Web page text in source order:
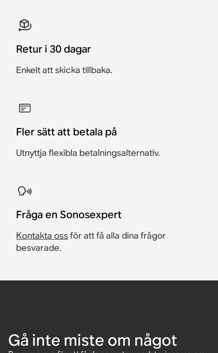
Retur i 30 dagar
Enkelt att skicka tillbaka.
Fler sätt att betala på
Utnyttja flexibla betalningsalternativ.
Fråga en Sonosexpert
Kontakta oss för att få alla dina frågor
besvarade.
Gå inte miste om något